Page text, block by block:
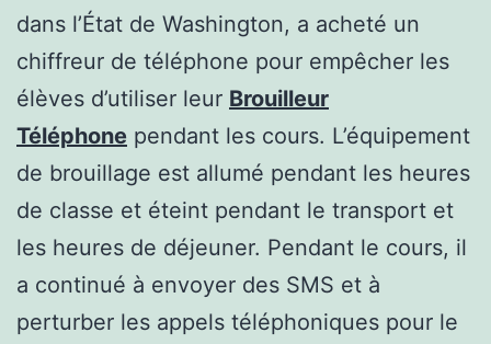
dans l’État de Washington, a acheté un
chiffreur de téléphone pour empêcher les
élèves d’utiliser leur Brouilleur
Téléphone pendant les cours. L’équipement
de brouillage est allumé pendant les heures
de classe et éteint pendant le transport et
les heures de déjeuner. Pendant le cours, il
a continué à envoyer des SMS et à
perturber les appels téléphoniques pour le